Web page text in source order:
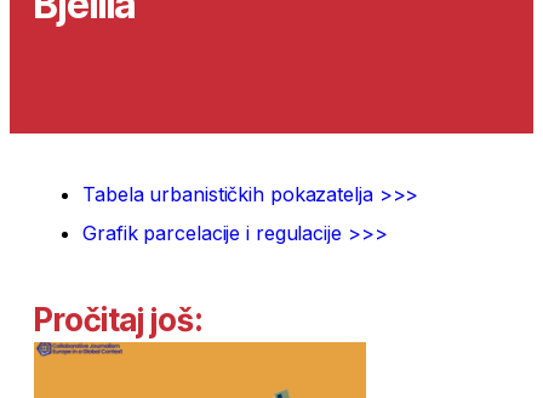
Tabela urbanističkih pokazatelja >>>
Grafik parcelacije i regulacije >>>
Pročitaj još: